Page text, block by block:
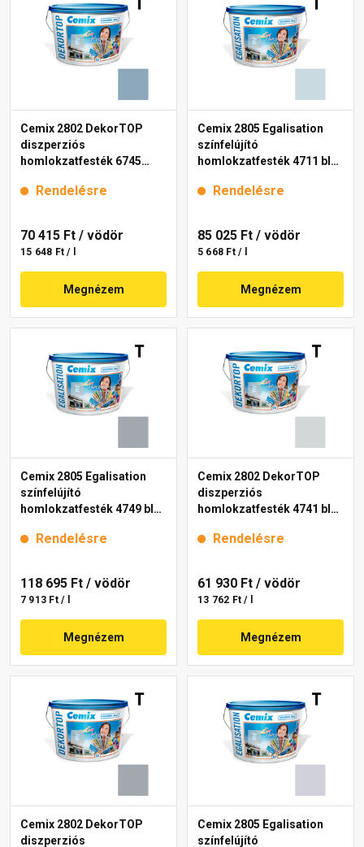
Cemix 2802 DekorTOP
diszperziós
homlokzatfesték 6745
Rendelésre
70 415 Ft / vödör
15 648 Ft / l
Megnézem
Cemix 2805 Egalisation
színfelújító
homlokzatfesték 4711 blue
Rendelésre
85 025 Ft / vödör
5 668 Ft / l
Megnézem
Cemix 2805 Egalisation
színfelújító
homlokzatfesték 4749 blue
Rendelésre
118 695 Ft / vödör
7 913 Ft / l
Megnézem
Cemix 2802 DekorTOP
diszperziós
homlokzatfesték 4741 blue
Rendelésre
61 930 Ft / vödör
13 762 Ft / l
Megnézem
Cemix 2802 DekorTOP
diszperziós
Cemix 2805 Egalisation
színfelújító